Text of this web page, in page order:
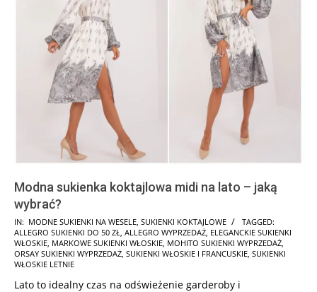
Modna sukienka koktajlowa midi na lato – jaką
wybrać?
2024-
05-
30
IN: MODNE SUKIENKI NA WESELE SUKIENKI KOKTAJLOWE
TAGGED:
ALLEGRO SUKIENKI DO 50 ZŁ ALLEGRO WYPRZEDAŻ ELEGANCKIE SUKIENKI
WŁOSKIE MARKOWE SUKIENKI WŁOSKIE MOHITO SUKIENKI WYPRZEDAŻ
ORSAY SUKIENKI WYPRZEDAŻ SUKIENKI WŁOSKIE I FRANCUSKIE SUKIENKI
WŁOSKIE LETNIE
Lato to idealny czas na odświeżenie garderoby i